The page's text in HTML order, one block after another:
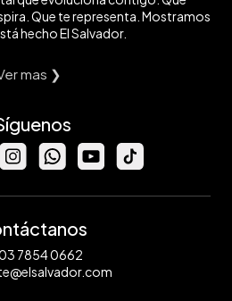
Que te representa. Mostramos
hecho El Salvador.
mas ❯
7854 0662